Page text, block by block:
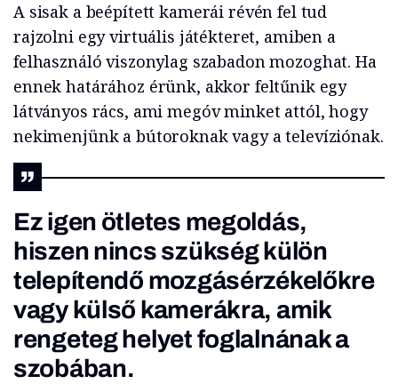
A sisak a beépített kamerái révén fel tud
rajzolni egy virtuális játékteret, amiben a
felhasználó viszonylag szabadon mozoghat. Ha
ennek határához érünk, akkor feltűnik egy
látványos rács, ami megóv minket attól, hogy
nekimenjünk a bútoroknak vagy a televíziónak.
Ez igen ötletes megoldás,
hiszen nincs szükség külön
telepítendő mozgásérzékelőkre
vagy külső kamerákra, amik
rengeteg helyet foglalnának a
szobában.